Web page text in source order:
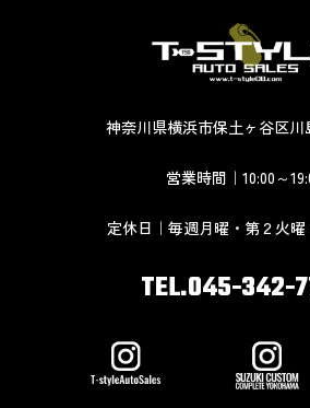
神奈川県横浜市保土ヶ谷区川
営業時間｜10:00～
定休日｜毎週月曜・第２火
TEL.045-342-